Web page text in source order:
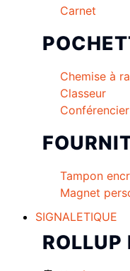
Carnet
Chemise à
Classeur
Conférencier
Tampon
Magnet
SIGNALETIQUE
ROLLUP